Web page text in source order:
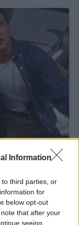
Information
third parties, or
for
below opt-out
that after your
seeing